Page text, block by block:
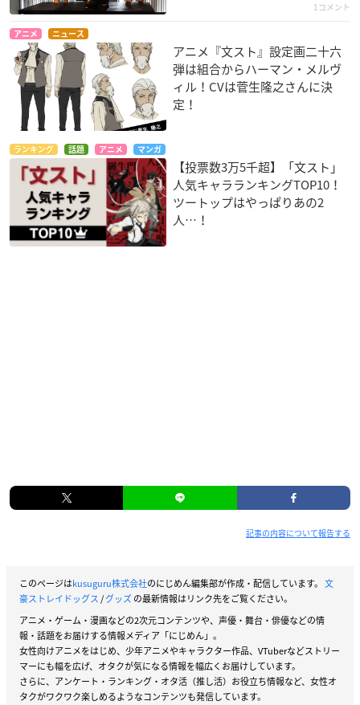
1コメント
アニメ ニュース
アニメ『文スト』設定画二十六
弾は組合からハーマン・メルヴ
ィル！CVは菅生隆之さんに決
定！
ランキング 話題 アニメ マンガ
【投票数3万5千超】「文スト」
人気キャラランキングTOP10！
ツートップはやっぱりあの2
人…！
記事の内容について報告する
このページはkusuguru株式会社のにじめん編集部が作成・配信しています。 文
豪ストレイドッグス/グッズの最新情報はリンク先をご覧ください。
アニメ・ゲーム・漫画などの2次元コンテンツや、声優・舞台・俳優などの情
報・話題をお届けする情報メディア「にじめん」。
女性向けアニメをはじめ、少年アニメやキャラクター作品、VTuberなどストリー
マーにも幅を広げ、オタクが気になる情報を幅広くお届けしています。
さらに、アンケート・ランキング・オタ活（推し活）お役立ち情報など、女性オ
タクがワクワク楽しめるようなコンテンツも発信しています。